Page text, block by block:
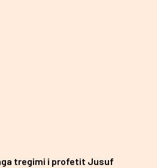
tregimi i profetit Jusuf